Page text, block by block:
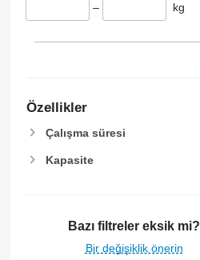
– kg
Özellikler
Çalışma süresi
Kapasite
Bazı filtreler eksik mi?
Bir değişiklik önerin